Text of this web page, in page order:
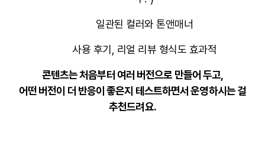
일관된 컬러와 톤앤매너
사용 후기, 리얼 리뷰 형식도 효과적
콘텐츠는 처음부터 여러 버전으로 만들어 두고,
어떤 버전이 더 반응이 좋은지 테스트하면서 운영하시는 걸
추천드려요.